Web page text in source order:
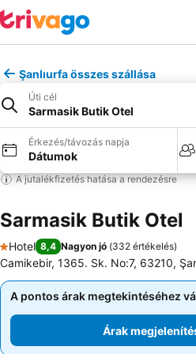
Şanlıurfa összes szállása
Úti cél
Sarmasik Butik Otel
Érkezés/távozás napja
Dátumok
A jutalékfizetés hatása a rendezésre
Sarmasik Butik Otel
1 Kategória
Hotel 8,4 Nagyon jó (332 értékelés)
Camikebir, 1365. Sk. No:7, 63210,
A pontos árak megtekintéséhez
Árak
A pontos árak megtekintéséhez
Árak